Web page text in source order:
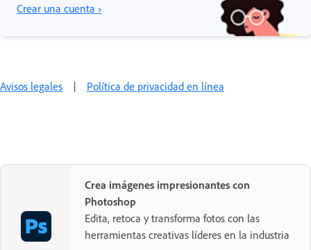
Crear una cuenta ›
Avisos legales | Política de privacidad en línea
Crea imágenes impresionantes con
Photoshop
Edita, retoca y transforma fotos con las
herramientas creativas líderes en la industria